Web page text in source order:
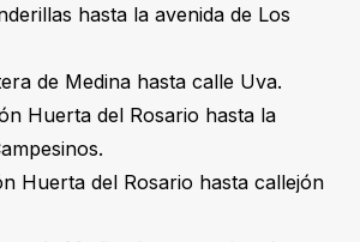
hasta la avenida de Los
de Medina hasta calle Uva.
Huerta del Rosario hasta la
Huerta del Rosario hasta callejón